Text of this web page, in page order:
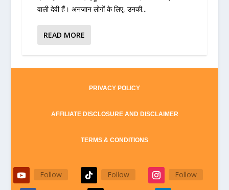
वाली देवी हैं। अनजान लोगों के लिए, उनकी...
READ MORE
PRIVACY POLICY
AFFILIATE DISCLOSURE AND DISCLAIMER
TERMS & CONDITIONS
Follow Follow Follow